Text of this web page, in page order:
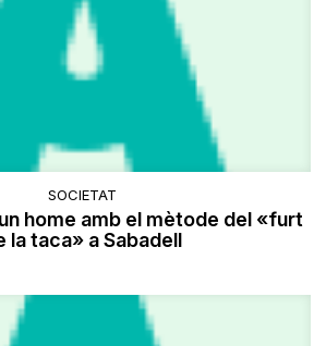
SOCIETAT
home amb el mètode del «furt
la taca» a Sabadell